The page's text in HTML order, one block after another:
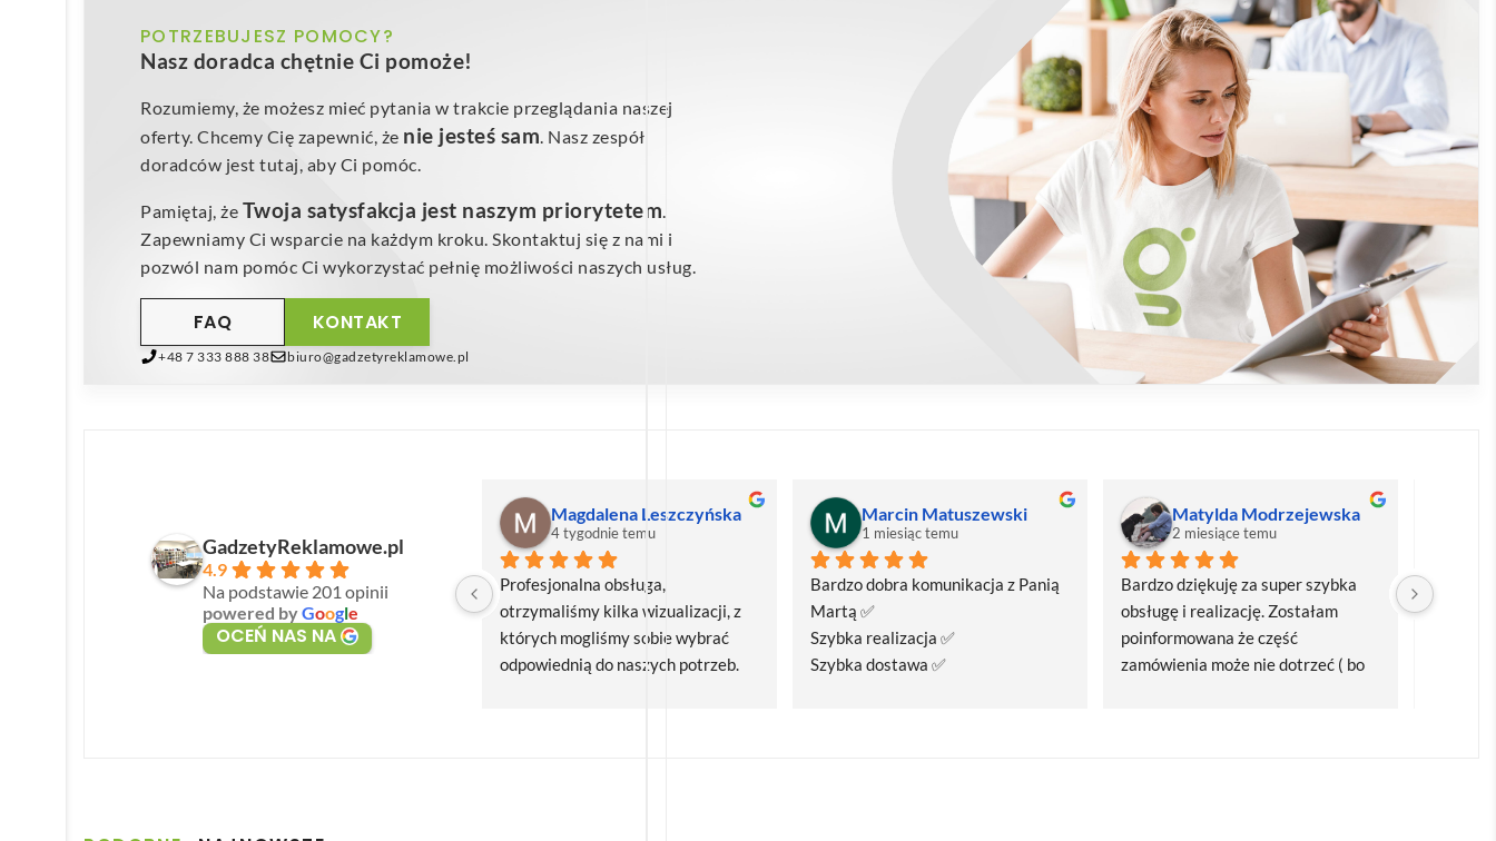
POTRZEBUJESZ POMOCY?
Nasz doradca chętnie Ci pomoże!
Rozumiemy, że możesz mieć pytania w trakcie przeglądania naszej
oferty. Chcemy Cię zapewnić, że nie jesteś sam. Nasz zespół
doradców jest tutaj, aby Ci pomóc.
Pamiętaj, że Twoja satysfakcja jest naszym priorytetem.
Zapewniamy Ci wsparcie na każdym kroku. Skontaktuj się z nami i
pozwól nam pomóc Ci wykorzystać pełnię możliwości naszych usług.
KONTAKT
FAQ
+48 7 333 888 38 biuro@gadzetyreklamowe.pl
GadzetyReklamowe.pl
4.9
Na podstawie 201 opinii
powered byGoogle
OCEŃ NAS NA
Magdalena Leszczyńska
4 tygodnie temu
Profesjonalna obsługa,
otrzymaliśmy kilka wizualizacji, z
których mogliśmy sobie wybrać
odpowiednią do naszych potrzeb.
Marcin Matuszewski
1 miesiąc temu
Bardzo dobra komunikacja z Panią
Martą ✅
Szybka realizacja ✅
Szybka dostawa ✅
Matylda Modrzejewska
2 miesiące temu
Bardzo dziękuję za super szybka
obsługę i realizację. Zostałam
poinformowana że część
zamówienia może nie dotrzeć ( bo
Bardzo